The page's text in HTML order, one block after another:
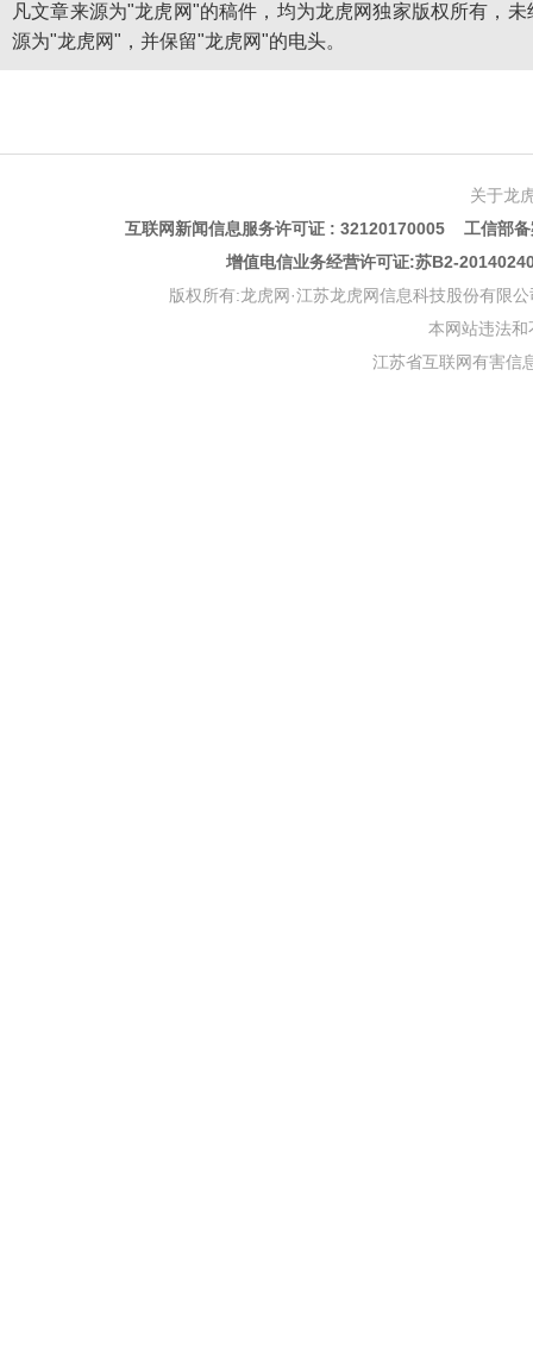
凡文章来源为"龙虎网"的稿件，均为龙虎网独家版权所有，
源为"龙虎网"，并保留"龙虎网"的电头。
关于龙
互联网新闻信息服务许可证 : 32120170005 工信部
增值电信业务经营许可证:苏B2-
版权所有:龙虎网·江苏龙虎网信息科技股份有限
本网站违法
江苏省互联网有害